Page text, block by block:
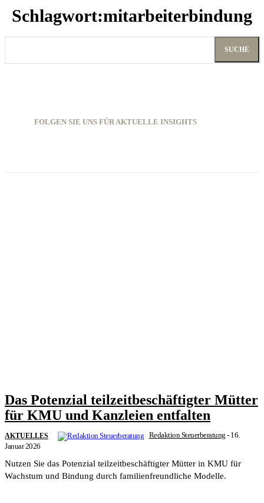
Schlagwort:mitarbeiterbindung
SUCHE
FOLGEN SIE UNS FÜR AKTUELLE INSIGHTS
Das Potenzial teilzeitbeschäftigter Mütter
für KMU und Kanzleien entfalten
AKTUELLES Redaktion Steuerberatung - 16.
Januar 2026
Nutzen Sie das Potenzial teilzeitbeschäftigter Mütter in KMU für
Wachstum und Bindung durch familienfreundliche Modelle.